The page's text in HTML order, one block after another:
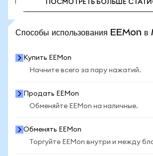
ПОСМОТРЕТЬ БОЛЬШЕ
Способы использования EEMon
Купить EEMon
Начните всего за пару нажатий.
Продать EEMon
Обменяйте EEMon на наличные.
Обменять EEMon
Торгуйте EEMon внутри и между